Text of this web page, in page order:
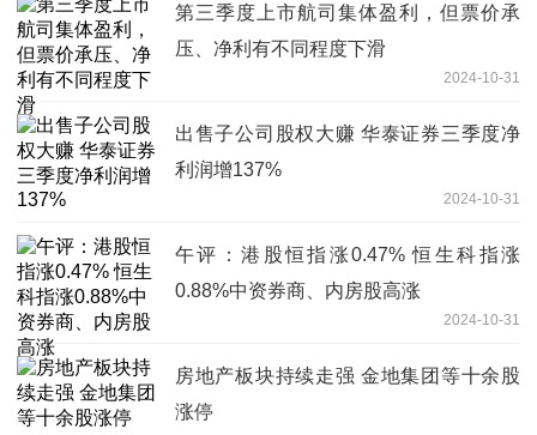
第三季度上市航司集体盈利，但票价承
压、净利有不同程度下滑
2024-10-31
出售子公司股权大赚 华泰证券三季度净
利润增137%
2024-10-31
午评：港股恒指涨0.47% 恒生科指涨
0.88%中资券商、内房股高涨
2024-10-31
房地产板块持续走强 金地集团等十余股
涨停